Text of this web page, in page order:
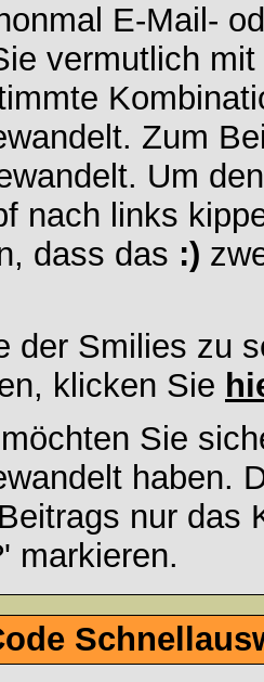
E-Mail-
vermutlich
Zum
Um
nach links
dass das :)
der Smilies zu
klicken Sie
Sie
haben.
nur das
markieren.